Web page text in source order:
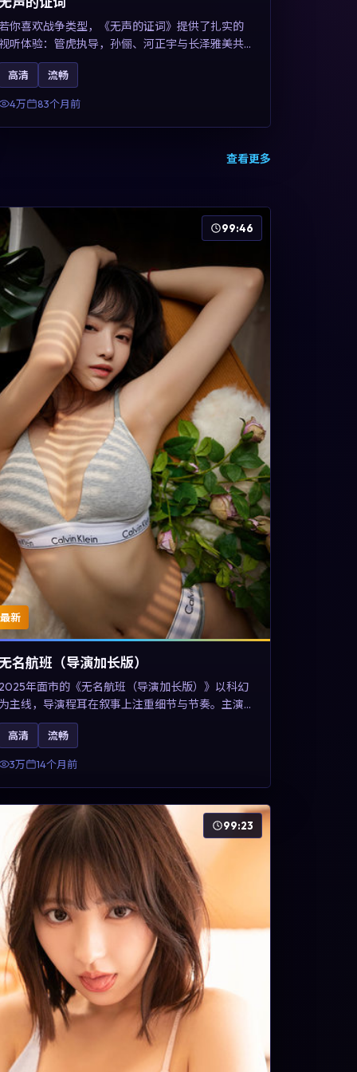
你喜欢战争类型，《无声的证词》提供了扎实的
听体验：管虎执导，孙俪、河正宇与长泽雅美共
演绎。影片2019年于澳大利亚上映，内容在罪案
型框架内探讨制度与个体关系，关键词包含高清
畅、人物关系与情节反转，适合检索「2019战
高清 流畅
4万 83个月前
查看更多
最新
99:46
名航班（导演加长版）
年面市的《无名航班（导演加长版）》以科幻
主线，导演程耳在叙事上注重细节与节奏。主演
面，周冬雨、凯特·布兰切特与巩俐的表演为角色
添层次。故事以女性视角重写传统类型片的叙事
性，可作为美国影视爱好者的高清观影选择。
高清 流畅
3万 14个月前
99:23